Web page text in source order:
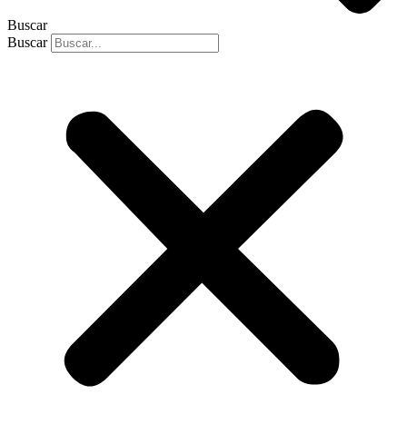
Buscar
Buscar